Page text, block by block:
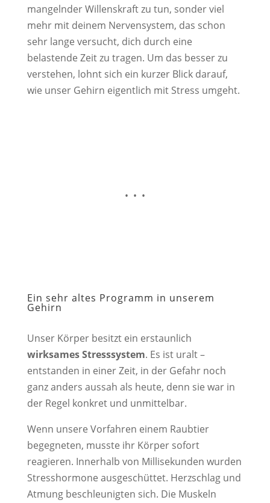
mangelnder Willenskraft zu tun, sonder viel
mehr mit deinem Nervensystem, das schon
sehr lange versucht, dich durch eine
belastende Zeit zu tragen. Um das besser zu
verstehen, lohnt sich ein kurzer Blick darauf,
wie unser Gehirn eigentlich mit Stress umgeht.
• • •
Ein sehr altes Programm in unserem
Gehirn
Unser Körper besitzt ein erstaunlich
wirksames Stresssystem. Es ist uralt –
entstanden in einer Zeit, in der Gefahr noch
ganz anders aussah als heute, denn sie war in
der Regel konkret und unmittelbar.
Wenn unsere Vorfahren einem Raubtier
begegneten, musste ihr Körper sofort
reagieren. Innerhalb von Millisekunden wurden
Stresshormone ausgeschüttet. Herzschlag und
Atmung beschleunigten sich. Die Muskeln